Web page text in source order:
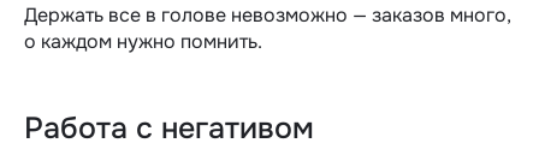
Держать все в голове невозможно — заказов много,
о каждом нужно помнить.
Работа с негативом